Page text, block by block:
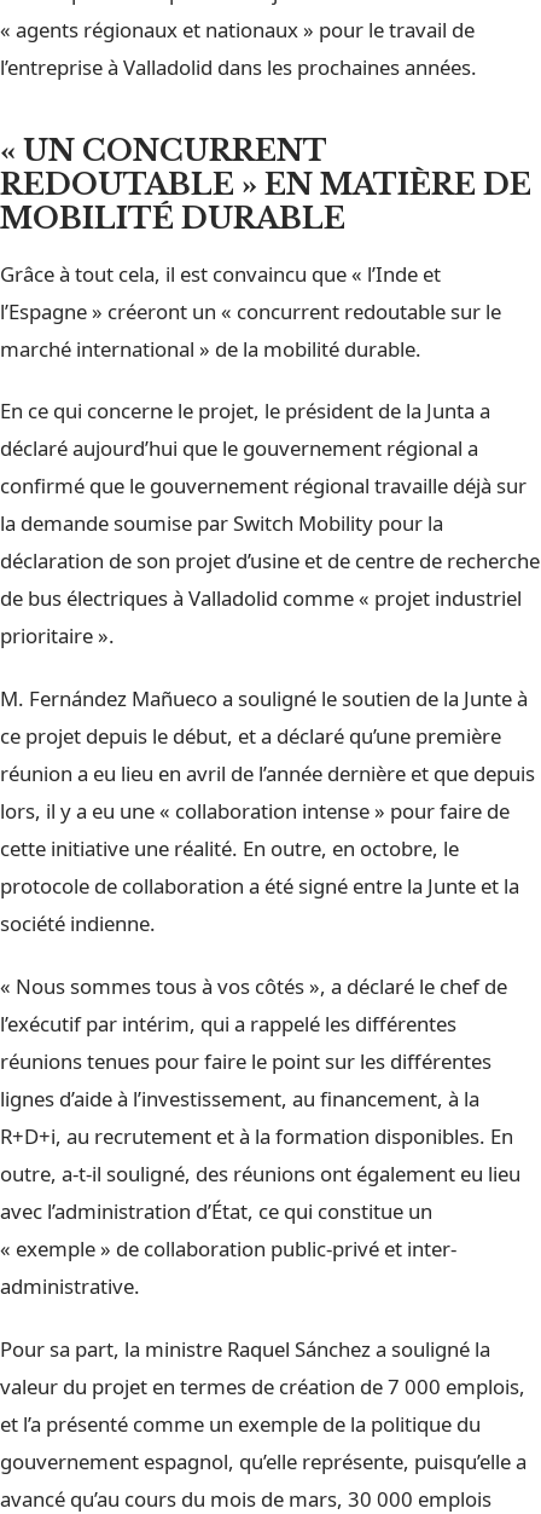
« agents régionaux et nationaux » pour le travail de
l’entreprise à Valladolid dans les prochaines années.
« UN CONCURRENT
REDOUTABLE » EN MATIÈRE DE
MOBILITÉ DURABLE
Grâce à tout cela, il est convaincu que « l’Inde et
l’Espagne » créeront un « concurrent redoutable sur le
marché international » de la mobilité durable.
En ce qui concerne le projet, le président de la Junta a
déclaré aujourd’hui que le gouvernement régional a
confirmé que le gouvernement régional travaille déjà sur
la demande soumise par Switch Mobility pour la
déclaration de son projet d’usine et de centre de recherche
de bus électriques à Valladolid comme « projet industriel
prioritaire ».
M. Fernández Mañueco a souligné le soutien de la Junte à
ce projet depuis le début, et a déclaré qu’une première
réunion a eu lieu en avril de l’année dernière et que depuis
lors, il y a eu une « collaboration intense » pour faire de
cette initiative une réalité. En outre, en octobre, le
protocole de collaboration a été signé entre la Junte et la
société indienne.
« Nous sommes tous à vos côtés », a déclaré le chef de
l’exécutif par intérim, qui a rappelé les différentes
réunions tenues pour faire le point sur les différentes
lignes d’aide à l’investissement, au financement, à la
R+D+i, au recrutement et à la formation disponibles. En
outre, a-t-il souligné, des réunions ont également eu lieu
avec l’administration d’État, ce qui constitue un
« exemple » de collaboration public-privé et inter-
administrative.
Pour sa part, la ministre Raquel Sánchez a souligné la
valeur du projet en termes de création de 7 000 emplois,
et l’a présenté comme un exemple de la politique du
gouvernement espagnol, qu’elle représente, puisqu’elle a
avancé qu’au cours du mois de mars, 30 000 emplois